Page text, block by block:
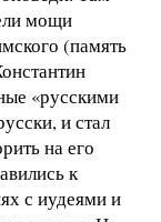
мощи
(память
«русскими
и стал
на его
к
с иудеями и